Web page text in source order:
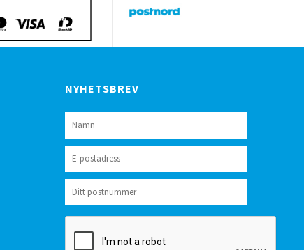
NYHETSBREV